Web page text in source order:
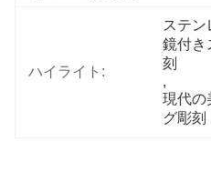
ハイライト:
ステン
鏡付き
刻
,
現代の
グ彫刻